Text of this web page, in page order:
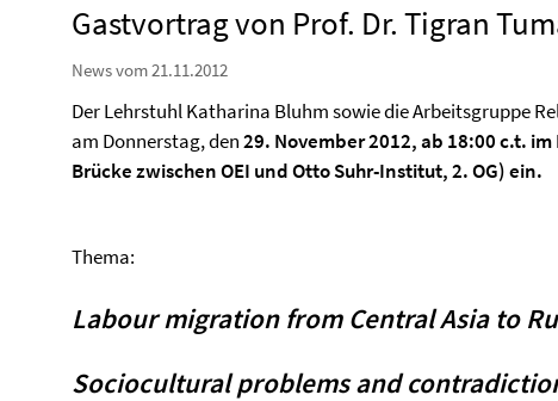
Gastvortrag von Prof. Dr. Tigran
News vom 21.11.2012
Der Lehrstuhl Katharina Bluhm sowie die Arbeitsgruppe
am Donnerstag, den29. November 2012, ab 18:00 c.t. im
Brücke zwischen OEI und Otto Suhr-Institut, 2. OG) ein.
Thema:
Labour migration from CentralAsia to
Socioculturalproblems and